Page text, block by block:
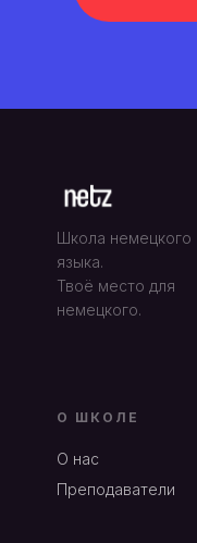
Школа немецкого
языка.
Твоё место для
немецкого.
О ШКОЛЕ
О нас
Преподаватели